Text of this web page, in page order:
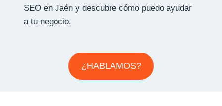
SEO en Jaén y descubre cómo puedo ayudar
a tu negocio.
¿HABLAMOS?